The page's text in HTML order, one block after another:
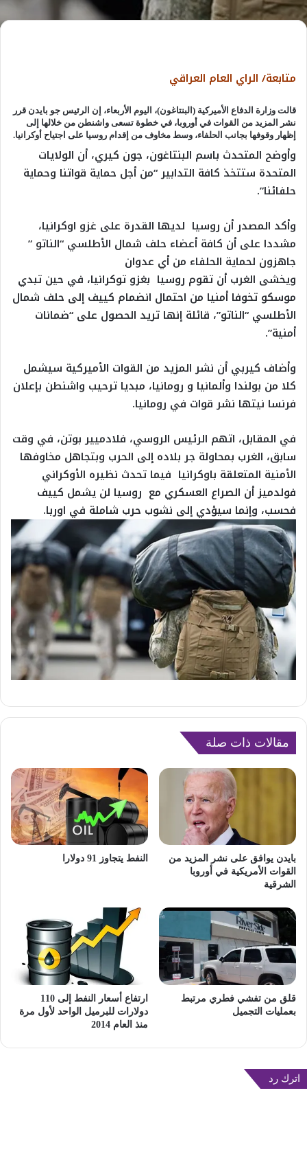
متابعة/ الراي العام العراقي
قالت وزارة الدفاع الأميركية (البنتاغون)، اليوم الأربعاء، إن الرئيس جو بايدن قرر
نشر المزيد من القوات في أوروبا، في خطوة تسعى واشنطن من خلالها إلى
إظهار وقوفها بجانب الحلفاء، وسط مخاوف من إقدام روسيا على اجتياح أوكرانيا.
وأوضح المتحدث باسم البنتاغون، جون كيري، أن الولايات
المتحدة ستتخذ كافة التدابير “من أجل حماية قواتنا وحماية
حلفائنا”.
وأكد المصدر أن روسيا لديها القدرة على غزو اوكرانيا،
مشددا على أن كافة أعضاء حلف شمال الأطلسي “الناتو ”
جاهزون لحماية الحلفاء من أي عدوان
ويخشى الغرب أن تقوم روسيا بغزو توكرانيا، في حين تبدي
موسكو تخوفا أمنيا من احتمال انضمام كييف إلى حلف شمال
الأطلسي “الناتو”، قائلة إنها تريد الحصول على “ضمانات
أمنية”.
وأضاف كيربي أن نشر المزيد من القوات الأميركية سيشمل
كلا من بولندا وألمانيا و رومانيا، مبديا ترحيب واشنطن بإعلان
فرنسا نيتها نشر قوات في رومانيا.
في المقابل، اتهم الرئيس الروسي، فلادميير بوتن، في وقت
سابق، الغرب بمحاولة جر بلاده إلى الحرب وبتجاهل مخاوفها
الأمنية المتعلقة باوكرانيا فيما تحدث نظيره الأوكراني
فولدميز أن الصراع العسكري مع روسيا لن يشمل كييف
فحسب، وإنما سيؤدي إلى نشوب حرب شاملة في اوربا.
مقالات ذات صلة
بايدن يوافق على نشر المزيد من
القوات الأمريكية في أوروبا
الشرقية
النفط يتجاوز 91 دولارا
قلق من تفشي فطري مرتبط
بعمليات التجميل
ارتفاع أسعار النفط إلى 110
دولارات للبرميل الواحد لأول مرة
منذ العام 2014
اترك رد